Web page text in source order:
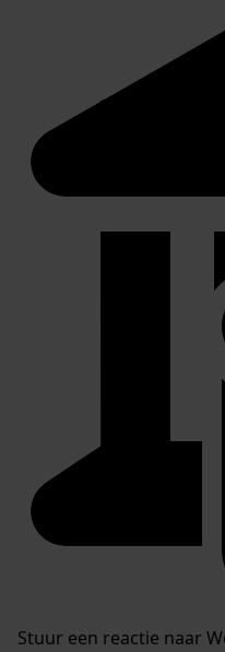
Stuur een reactie naar